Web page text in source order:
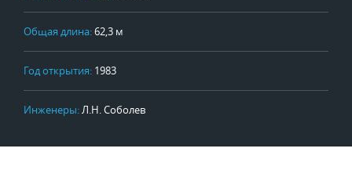
Общая длина:62,3 м
Год открытия: 1983
Инженеры:Л.Н. Соболев